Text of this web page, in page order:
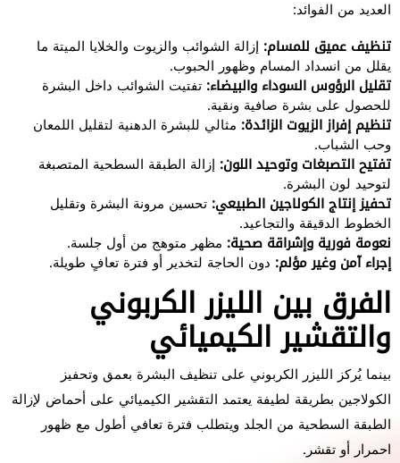
العديد من الفوائد:
تنظيف عميق للمسام: إزالة الشوائب والزيوت والخلايا الميتة ما
يقلل من انسداد المسام وظهور الحبوب.
تقليل الرؤوس السوداء والبيضاء: تفتيت الشوائب داخل البشرة
للحصول على بشرة صافية ونقية.
تنظيم إفراز الزيوت الزائدة: مثالي للبشرة الدهنية لتقليل اللمعان
وحب الشباب.
تفتيح التصبغات وتوحيد اللون: إزالة الطبقة السطحية المتصبغة
لتوحيد لون البشرة.
تحفيز إنتاج الكولاجين الطبيعي: تحسين مرونة البشرة وتقليل
الخطوط الدقيقة والتجاعيد.
نعومة فورية وإشراقة صحية: مظهر متوهج من أول جلسة.
إجراء آمن وغير مؤلم: دون الحاجة لتخدير أو فترة تعافٍ طويلة.
الفرق بين الليزر الكربوني
والتقشير الكيميائي
بينما يُركز الليزر الكربوني على تنظيف البشرة بعمق وتحفيز
الكولاجين بطريقة لطيفة يعتمد التقشير الكيميائي على أحماض لإزالة
الطبقة السطحية من الجلد ويتطلب فترة تعافي أطول مع ظهور
احمرار أو تقشر.